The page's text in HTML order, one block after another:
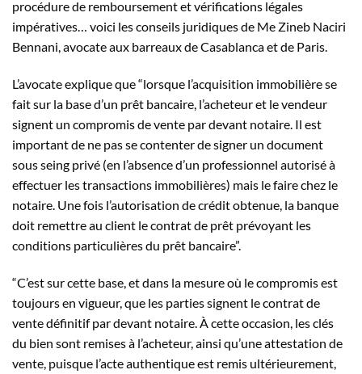
procédure de remboursement et vérifications légales
impératives… voici les conseils juridiques de Me Zineb Naciri
Bennani, avocate aux barreaux de Casablanca et de Paris.
L’avocate explique que “lorsque l’acquisition immobilière se
fait sur la base d’un prêt bancaire, l’acheteur et le vendeur
signent un compromis de vente par devant notaire. Il est
important de ne pas se contenter de signer un document
sous seing privé (en l’absence d’un professionnel autorisé à
effectuer les transactions immobilières) mais le faire chez le
notaire. Une fois l’autorisation de crédit obtenue, la banque
doit remettre au client le contrat de prêt prévoyant les
conditions particulières du prêt bancaire”.
“C’est sur cette base, et dans la mesure où le compromis est
toujours en vigueur, que les parties signent le contrat de
vente définitif par devant notaire. À cette occasion, les clés
du bien sont remises à l’acheteur, ainsi qu’une attestation de
vente, puisque l’acte authentique est remis ultérieurement,